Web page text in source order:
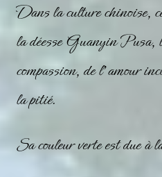
Dans la culture chinoise,
la déesse Guanyin Pusa,
compassion, de l’amour
la pitié.
Sa couleur verte est due à